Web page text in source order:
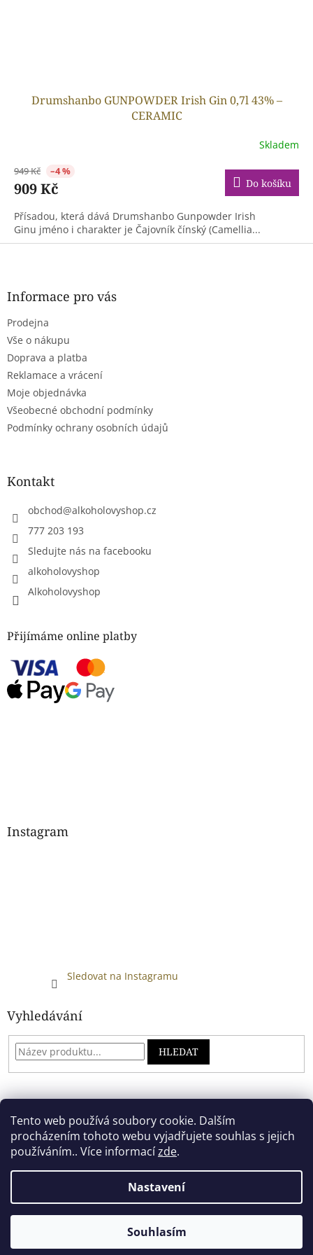
Tento web používá soubory cookie. Dalším
procházením tohoto webu vyjadřujete souhlas s jejich
používáním.. Více informacízde.
Nastavení
Souhlasím
Drumshanbo GUNPOWDER Irish Gin 0,7l 43% –
CERAMIC
Skladem
949 Kč –4 %
909 Kč Do košíku
Přísadou, která dává Drumshanbo Gunpowder Irish
Ginu jméno i charakter je Čajovník čínský (Camellia...
Z
Informace pro vás
Prodejna
Vše o nákupu
Doprava a platba
Reklamace a vrácení
Moje objednávka
Všeobecné obchodní podmínky
Podmínky ochrany osobních údajů
Kontakt
obchod@alkoholovyshop.cz
777 203 193
Sledujte nás na facebooku
alkoholovyshop
Alkoholovyshop
Přijímáme online platby
Instagram
Sledovat na Instagramu
Vyhledávání
HLEDAT
Vytvořil Shoptet
Copyright 2026Alkoholový shop. Všechna práva vyhrazena.